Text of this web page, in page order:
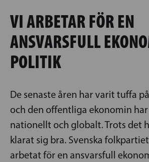
VI ARBETAR FÖR EN
ANSVARSFULL
POLITIK
De senaste åren har varit tuffa
och den offentliga ekonomin
nationellt och globalt. Trots det
klarat sig bra. Svenska
arbetat för en ansvarsfull